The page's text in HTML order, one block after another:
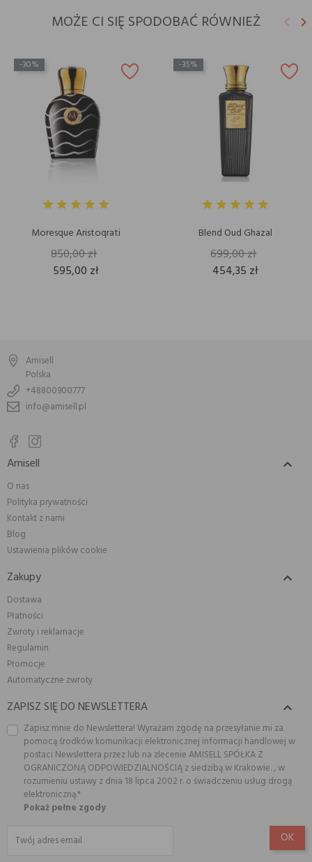
MOŻE CI SIĘ SPODOBAĆ RÓWNIEŻ keyboard_arrow_left keyboard_arrow_right
-30%
Moresque Aristoqrati
850,00 zł
595,00 zł
-35%
Blend Oud Ghazal
699,00 zł
454,35 zł
Amisell
Polska
+48800900777
info@amisell.pl
Amisell 
O nas
Polityka prywatności
Kontakt z nami
Blog
Ustawienia plików cookie
Zakupy 
Dostawa
Płatności
Zwroty i reklamacje
Regulamin
Promocje
Automatyczne zwroty
ZAPISZ SIĘ DO NEWSLETTERA 
Zapisz mnie do Newslettera! Wyrażam zgodę na przesyłanie mi za
pomocą środków komunikacji elektronicznej informacji handlowej w
postaci Newslettera przez lub na zlecenie AMISELL SPÓŁKA Z
OGRANICZONĄ ODPOWIEDZIALNOŚCIĄ z siedzibą w Krakowie. , w
rozumieniu ustawy z dnia 18 lipca 2002 r. o świadczeniu usług drogą
elektroniczną.*
Pokaż pełne zgody